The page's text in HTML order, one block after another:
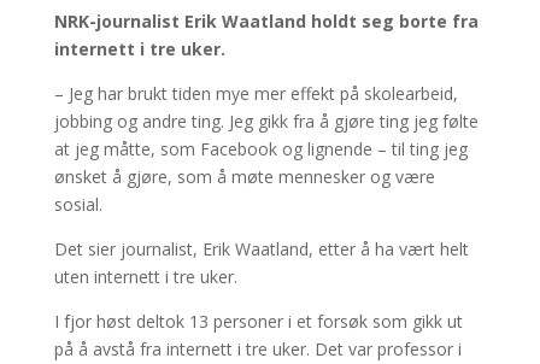
NRK-journalist Erik Waatland holdt seg borte fra
internett i tre uker.
– Jeg har brukt tiden mye mer effekt på skolearbeid,
jobbing og andre ting. Jeg gikk fra å gjøre ting jeg følte
at jeg måtte, som Facebook og lignende – til ting jeg
ønsket å gjøre, som å møte mennesker og være
sosial.
Det sier journalist, Erik Waatland, etter å ha vært helt
uten internett i tre uker.
I fjor høst deltok 13 personer i et forsøk som gikk ut
på å avstå fra internett i tre uker. Det var professor i